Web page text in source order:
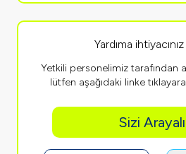
Yardıma
Yetkili personelimiz tarafından
lütfen aşağıdaki linke
Sizi